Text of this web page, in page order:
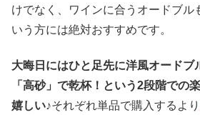
けでなく、ワインに合うオードブル
いう方には絶対おすすめです。
大晦日にはひと足先に洋風オードブ
「高砂」で乾杯！という2段階での
嬉しい♪それぞれ単品で購入するより